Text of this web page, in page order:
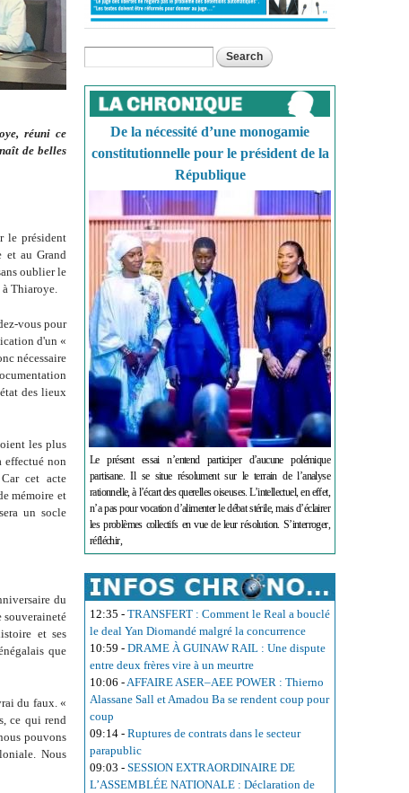
réuni ce
de belles
le président
et au Grand
oublier le
Thiaroye.
vous pour
d'un «
nécessaire
des lieux
les plus
non
cet acte
mémoire et
un socle
du
souveraineté
et ses
que
du faux. «
ce qui rend
pouvons
Nous
Search form
De la nécessité d’une monogamie
constitutionnelle pour le président de la
République
Le présent essai n’entend participer d’aucune polémique
partisane. Il se situe résolument sur le terrain de l’analyse
rationnelle, à l’écart des querelles oiseuses. L’intellectuel, en effet,
n’a pas pour vocation d’alimenter le débat stérile, mais d’éclairer
les problèmes collectifs en vue de leur résolution. S’interroger,
réfléchir,
12:35 - TRANSFERT : Comment le Real a bouclé
le deal Yan Diomandé malgré la concurrence
10:59 - DRAME À GUINAW RAIL : Une dispute
entre deux frères vire à un meurtre
10:06 -AFFAIRE ASER–AEE POWER : Thierno
Alassane Sall et Amadou Ba se rendent coup pour
coup
09:14 - Ruptures de contrats dans le secteur
parapublic
09:03 - SESSION EXTRAORDINAIRE DE
L’ASSEMBLÉE NATIONALE : Déclaration de